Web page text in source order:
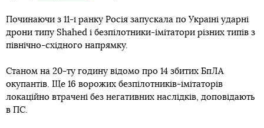
Починаючи з 11-ї ранку Росія запускала по Україні ударні
дрони типу Shahed і безпілотники-імітатори різних типів з
північно-східного напрямку.
Станом на 20-ту годину відомо про 14 збитих БпЛА
окупантів. Ще 16 ворожих безпілотників-імітаторів
локаційно втрачені без негативних наслідків, доповідають
в ПС.